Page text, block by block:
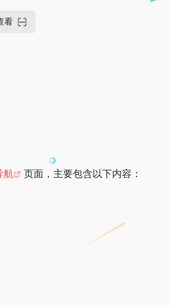
看
航 页面，主要包含以下内容：